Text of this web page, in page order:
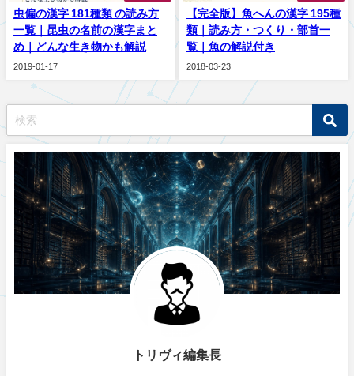
虫偏の漢字 181種類 の読み方
一覧｜昆虫の名前の漢字まと
め｜どんな生き物かも解説
2019-01-17
【完全版】魚へんの漢字 195種
類｜読み方・つくり・部首一
覧｜魚の解説付き
2018-03-23
トリヴィ編集長